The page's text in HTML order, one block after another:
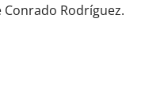
Rodríguez.